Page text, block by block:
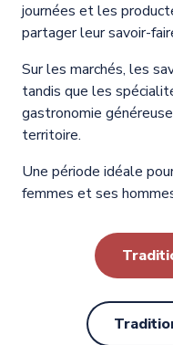
journées et les
partager leur savoir-
Sur les marchés, les
tandis que les
gastronomie
territoire.
Une période idéale
femmes et ses